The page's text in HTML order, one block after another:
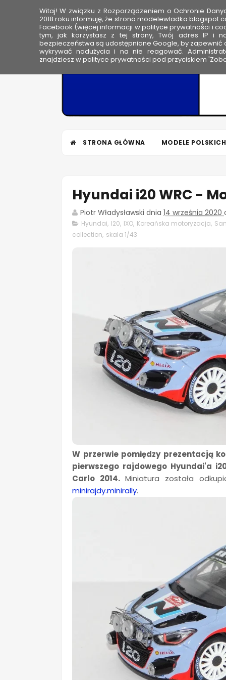
HOME
M
o
d
e
STRONA GŁÓWNA MODELE
Hyundai i20 WRC -
Piotr Władysławski dnia 14 września 2020
Hyundai, I20, IXO, Koreańska motoryzacja,
collection, skala 1/43
W przerwie pomiędzy prezentacją
pierwszego rajdowego Hyundai'a
Carlo 2014.Miniatura została
minirajdy.minirally.
Witaj! W związku z Rozporządzeniem o Ochronie
2018 roku informuję, że strona
Facebook (więcej informacji w polityce prywatności i
tym, jak korzystasz z tej strony, Twój adres IP i
bezpieczeństwa są udostępniane Google, by
wykrywać nadużycia i na nie reagować.
znajdziesz w polityce prywatności pod przyciskiem